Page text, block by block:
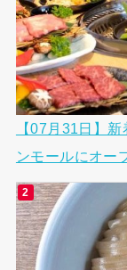
【07月31日】
ンモールにオー